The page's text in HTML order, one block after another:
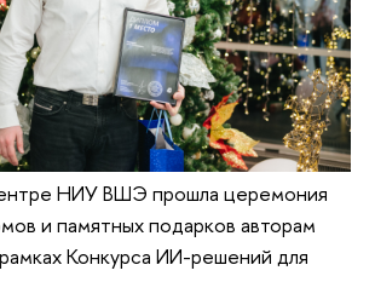
НИУ ВШЭ прошла церемония
и памятных подарков авторам
Конкурса ИИ-решений для